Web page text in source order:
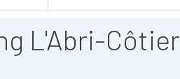
L'Abri-Côtier